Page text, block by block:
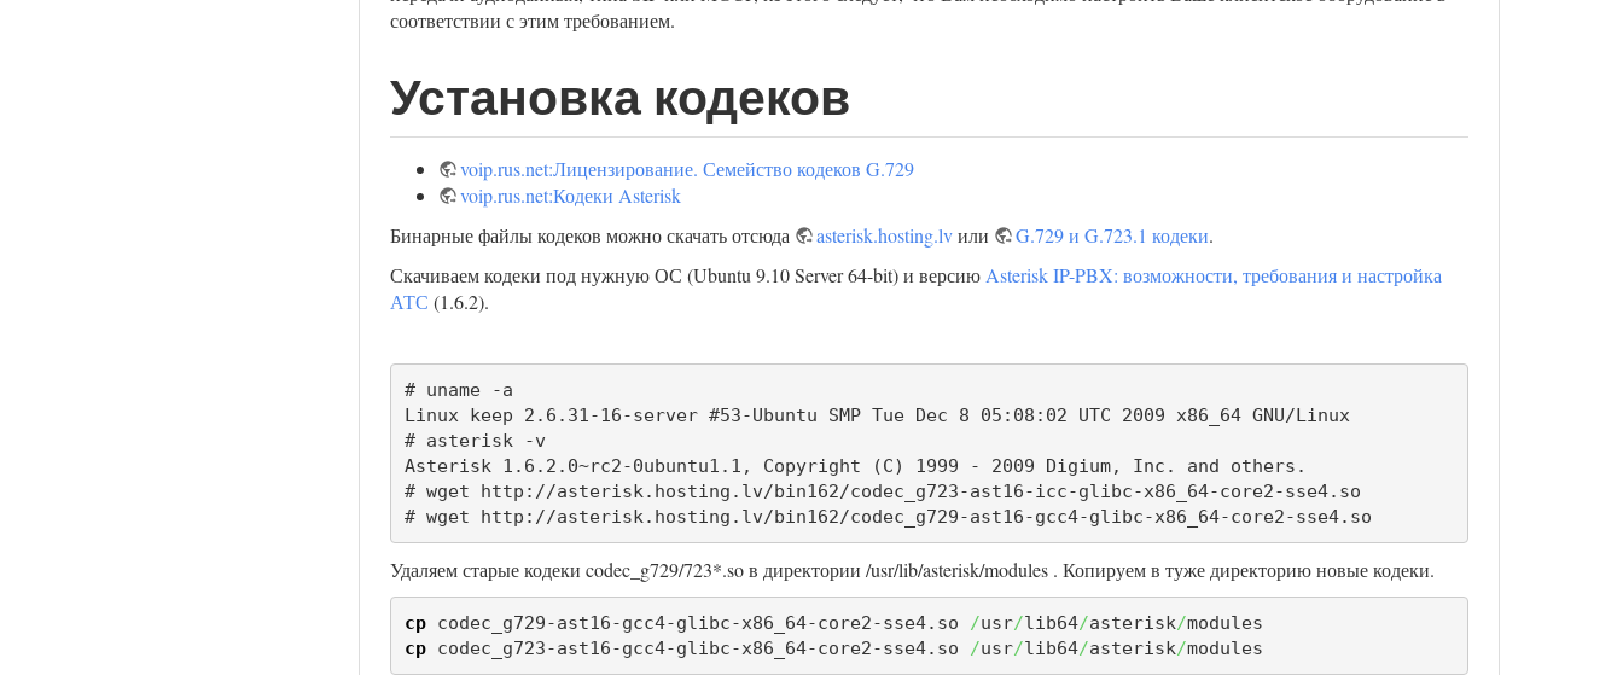
соответствии с этим требованием.
Установка кодеков
voip.rus.net:Лицензирование. Семейство кодеков G.729
voip.rus.net:Кодеки Asterisk
Бинарные файлы кодеков можно скачать отсюда
asterisk.hosting.lvили G.729 и G.723.1 кодеки.
Скачиваем кодеки под нужную ОС (Ubuntu 9.10 Server 64-bit) и версию Asterisk IP-PBX: возможности, требования и настройка
АТС (1.6.2).
# uname -a
Linux keep 2.6.31-16-server #53-Ubuntu SMP Tue Dec 8 05:08:02 UTC 2009 x86_64 GNU/Linux
# asterisk -v
Asterisk 1.6.2.0~rc2-0ubuntu1.1, Copyright (C) 1999 - 2009 Digium, Inc. and others.
# wget http://asterisk.hosting.lv/bin162/codec_g723-ast16-icc-glibc-x86_64-core2-sse4.so
# wget http://asterisk.hosting.lv/bin162/codec_g729-ast16-gcc4-glibc-x86_64-core2-sse4.so
Удаляем старые кодеки codec_g729/723*.so в директории /usr/lib/asterisk/modules . Копируем в туже директорию новые кодеки.
cp codec_g729-ast16-gcc4-glibc-x86_64-core2-sse4.so /usr/lib64/asterisk/
cp codec_g723-ast16-gcc4-glibc-x86_64-core2-sse4.so /usr/lib64/asterisk/modules